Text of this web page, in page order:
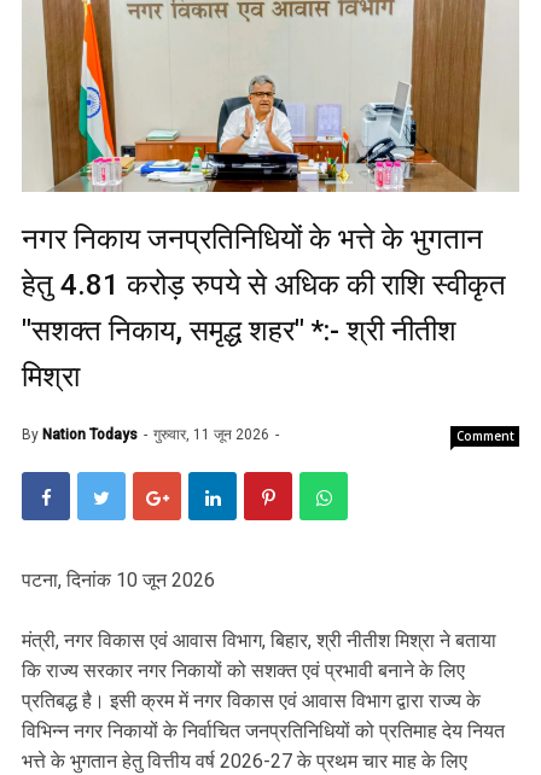
नगर निकाय जनप्रतिनिधियों के भत्ते के भुगतान
हेतु 4.81 करोड़ रुपये से अधिक की राशि स्वीकृत
"सशक्त निकाय, समृद्ध शहर" *:- श्री नीतीश
मिश्रा
By Nation Todays गुरुवार, 11 जून 2026 Comment
पटना, दिनांक 10 जून 2026
मंत्री, नगर विकास एवं आवास विभाग, बिहार, श्री नीतीश मिश्रा ने बताया
कि राज्य सरकार नगर निकायों को सशक्त एवं प्रभावी बनाने के लिए
प्रतिबद्ध है। इसी क्रम में नगर विकास एवं आवास विभाग द्वारा राज्य के
विभिन्न नगर निकायों के निर्वाचित जनप्रतिनिधियों को प्रतिमाह देय नियत
भत्ते के भुगतान हेतु वित्तीय वर्ष 2026-27 के प्रथम चार माह के लिए